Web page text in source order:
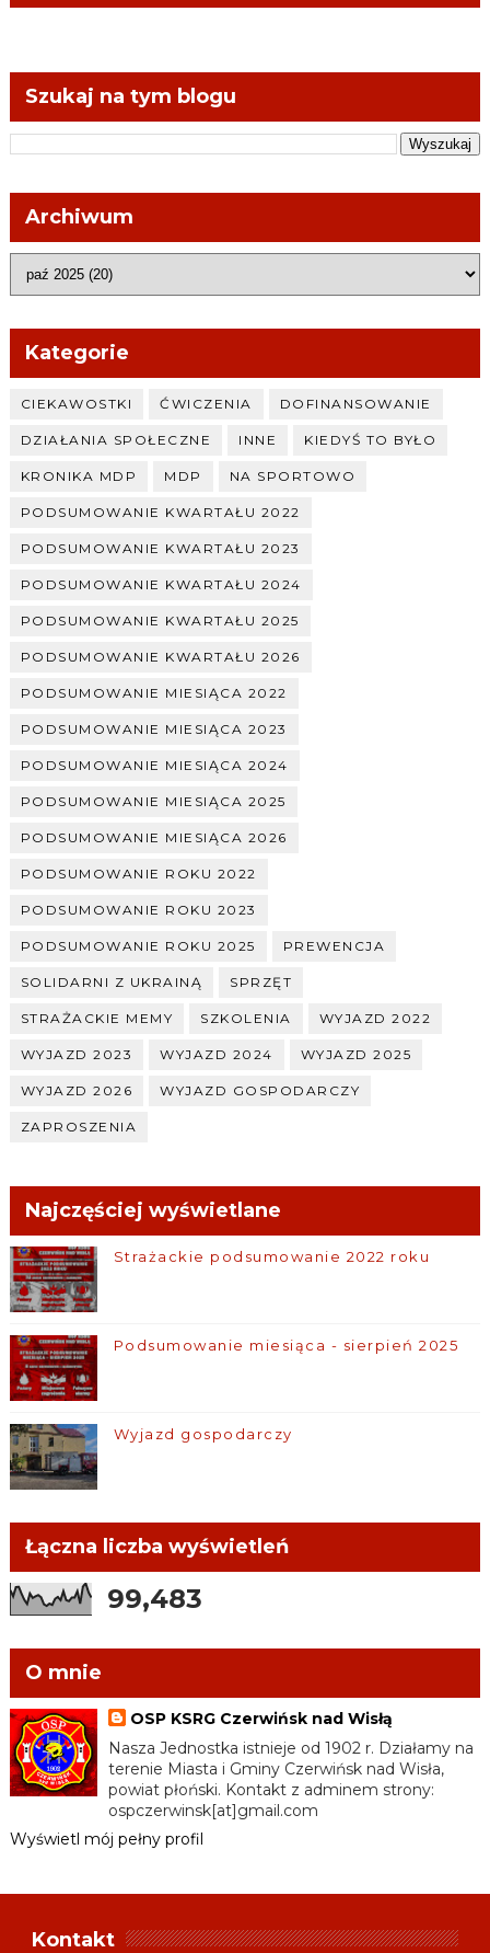
Szukaj na tym blogu
Archiwum
Kategorie
CIEKAWOSTKI ĆWICZENIA DOFINANSOWANIE
DZIAŁANIA SPOŁECZNE INNE KIEDYŚ TO BYŁO
KRONIKA MDP MDP NA SPORTOWO
PODSUMOWANIE KWARTAŁU 2022
PODSUMOWANIE KWARTAŁU 2023
PODSUMOWANIE KWARTAŁU 2024
PODSUMOWANIE KWARTAŁU 2025
PODSUMOWANIE KWARTAŁU 2026
PODSUMOWANIE MIESIĄCA 2022
PODSUMOWANIE MIESIĄCA 2023
PODSUMOWANIE MIESIĄCA 2024
PODSUMOWANIE MIESIĄCA 2025
PODSUMOWANIE MIESIĄCA 2026
PODSUMOWANIE ROKU 2022
PODSUMOWANIE ROKU 2023
PODSUMOWANIE ROKU 2025 PREWENCJA
SOLIDARNI Z UKRAINĄ SPRZĘT
STRAŻACKIE MEMY SZKOLENIA WYJAZD 2022
WYJAZD 2023 WYJAZD 2024 WYJAZD 2025
WYJAZD 2026 WYJAZD GOSPODARCZY
ZAPROSZENIA
Najczęściej wyświetlane
Strażackie podsumowanie 2022 roku
Podsumowanie miesiąca - sierpień 2025
Wyjazd gospodarczy
Łączna liczba wyświetleń
99,483
O mnie
OSP KSRG Czerwińsk nad Wisłą
Nasza Jednostka istnieje od 1902 r. Działamy na
terenie Miasta i Gminy Czerwińsk nad Wisła,
powiat płoński. Kontakt z adminem strony:
ospczerwinsk[at]gmail.com
Wyświetl mój pełny profil
Kontakt